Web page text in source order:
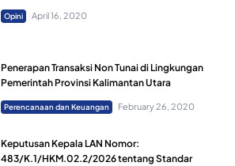
Opini April 16, 2020
Penerapan Transaksi Non Tunai di Lingkungan
Pemerintah Provinsi Kalimantan Utara
Perencanaan dan Keuangan February 26, 2020
Keputusan Kepala LAN Nomor:
483/K.1/HKM.02.2/2026 tentang Standar